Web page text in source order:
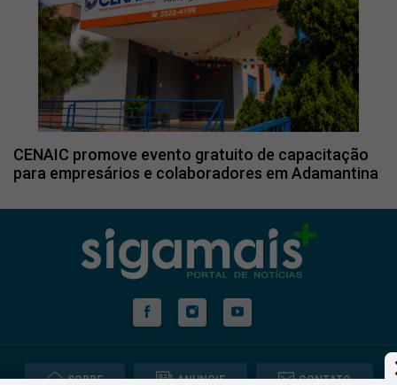
CENAIC promove evento gratuito de capacitação
para empresários e colaboradores em Adamantina
SOBRE ANUNCIE CONTATO